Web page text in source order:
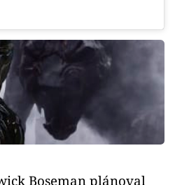
Boseman plánoval